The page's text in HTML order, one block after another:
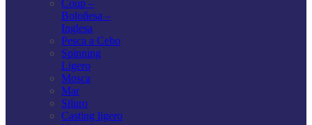
Coup –
Boloñesa –
Inglesa
Pesca a Cebo
Spinning
Ligero
Mosca
Mar
Siluro
Casting ligero